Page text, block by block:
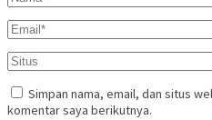
Simpan nama, email, dan situs
komentar saya berikutnya.